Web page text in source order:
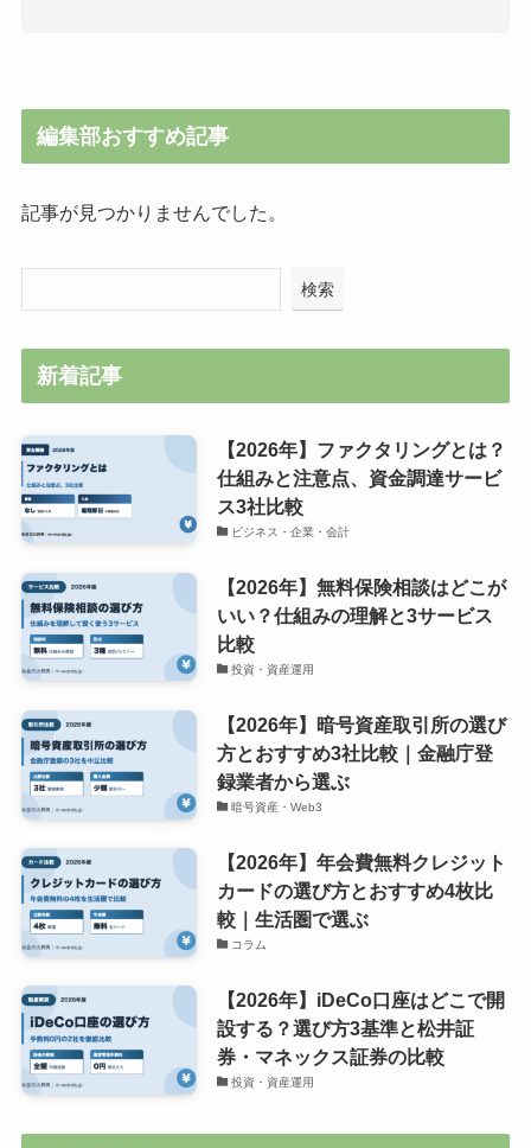
編集部おすすめ記事
記事が見つかりませんでした。
検索
新着記事
【2026年】ファクタリングとは？
仕組みと注意点、資金調達サービ
ス3社比較
ビジネス・企業・会計
【2026年】無料保険相談はどこが
いい？仕組みの理解と3サービス
比較
投資・資産運用
【2026年】暗号資産取引所の選び
方とおすすめ3社比較｜金融庁登
録業者から選ぶ
暗号資産・Web3
【2026年】年会費無料クレジット
カードの選び方とおすすめ4枚比
較｜生活圏で選ぶ
コラム
【2026年】iDeCo口座はどこで開
設する？選び方3基準と松井証
券・マネックス証券の比較
投資・資産運用